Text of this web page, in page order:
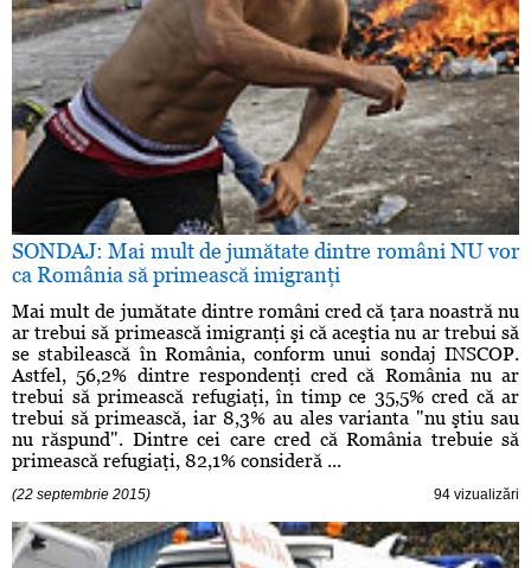
SONDAJ: Mai mult de jumătate dintre români NU vor
ca România să primească imigranţi
Mai mult de jumătate dintre români cred că ţara noastră nu
ar trebui să primească imigranţi şi că aceştia nu ar trebui să
se stabilească în România, conform unui sondaj INSCOP.
Astfel, 56,2% dintre respondenţi cred că România nu ar
trebui să primească refugiaţi, în timp ce 35,5% cred că ar
trebui să primească, iar 8,3% au ales varianta "nu ştiu sau
nu răspund". Dintre cei care cred că România trebuie să
primească refugiaţi, 82,1% consideră ...
(22 septembrie 2015) 94 vizualizări